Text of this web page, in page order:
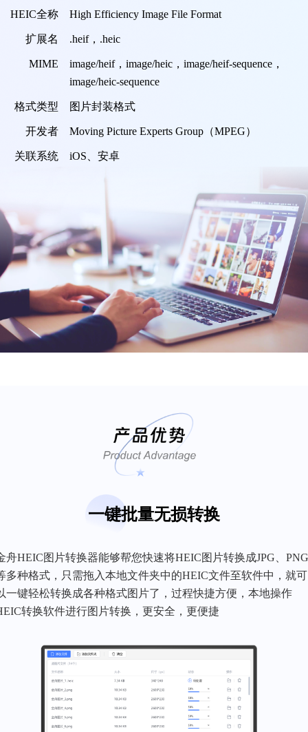
HEIC全称 High Efficiency Image File Format
扩展名 .heif，.heic
MIME
image/heif，image/heic，image/heif-sequence，
image/heic-sequence
格式类型 图片封装格式
开发者 Moving Picture Experts Group（MPEG）
关联系统 iOS、安卓
一键批量无损转换
舟HEIC图片转换器能够帮您快速将HEIC图片转换成JPG、
多种格式，只需拖入本地文件夹中的HEIC文件至软件中，就可
一键轻松转换成各种格式图片了，过程快捷方便，本地操作
转换软件进行图片转换，更安全，更便捷